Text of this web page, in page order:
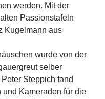
werden. Mit der
Passionstafeln
Kugelmann aus
wurde von der
selber
Steppich fand
Kameraden für die